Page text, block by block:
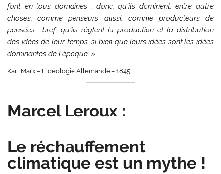
font en tous domaines ; donc, qu’ils dominent, entre autre
choses, comme penseurs aussi, comme producteurs de
pensées ; bref, qu’ils règlent la production et la distribution
des idées de leur temps, si bien que leurs idées sont les idées
dominantes de l’époque. »
Karl Marx – L’idéologie Allemande – 1845
Marcel Leroux :
Le réchauffement
climatique est un mythe !